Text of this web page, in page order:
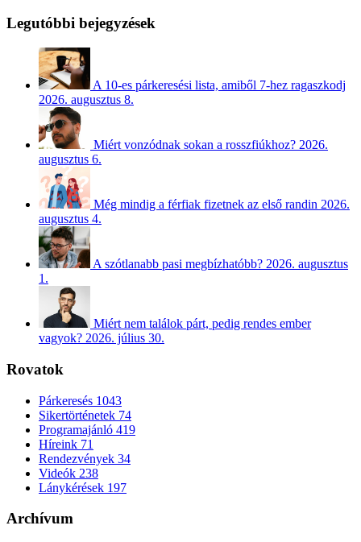
Legutóbbi bejegyzések
A 10-es párkeresési lista, amiből 7-hez ragaszkodj
2026. augusztus 8.
Miért vonzódnak sokan a rosszfiúkhoz? 2026.
augusztus 6.
Még mindig a férfiak fizetnek az első randin 2026.
augusztus 4.
A szótlanabb pasi megbízhatóbb? 2026. augusztus
1.
Miért nem találok párt, pedig rendes ember
vagyok? 2026. július 30.
Rovatok
Párkeresés 1043
Sikertörténetek 74
Programajánló 419
Híreink 71
Rendezvények 34
Videók 238
Lánykérések 197
Archívum